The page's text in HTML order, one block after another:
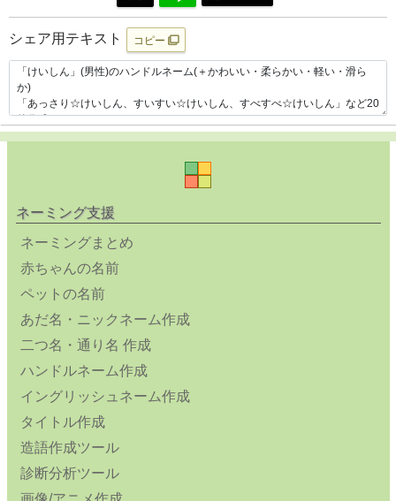
シェア用テキスト コピー
ネーミング支援
ネーミングまとめ
赤ちゃんの名前
ペットの名前
あだ名・ニックネーム作成
二つ名・通り名 作成
ハンドルネーム作成
イングリッシュネーム作成
タイトル作成
造語作成ツール
診断分析ツール